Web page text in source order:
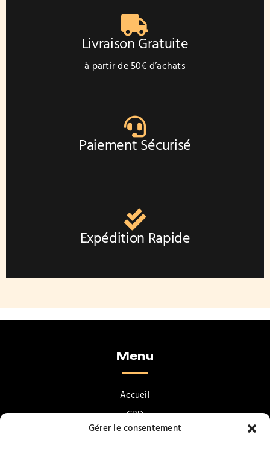
Gérer le consentement
Livraison Gratuite
à partir de 50€ d’achats
Paiement Sécurisé
Expédition Rapide
Menu
Accueil
CBD
Accessoires pour fumeurs